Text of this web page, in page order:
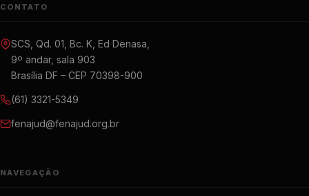
CONTATO
SCS, Qd. 01, Bc. K, Ed Denasa,
9º andar, sala 903
Brasília DF – CEP 70398-900
(61) 3321-5349
fenajud@fenajud.org.br
NAVEGAÇÃO